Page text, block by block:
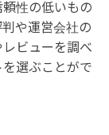
性の低いもの
や運営会社の
ビューを調べ
選ぶことがで